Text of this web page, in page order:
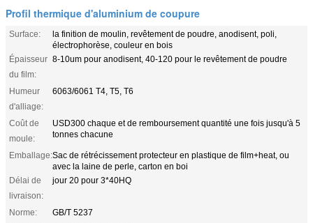
Profil thermique d'aluminium de coupure
Surface:
la finition de moulin, revêtement de poudre, anodisent, poli,
électrophorèse, couleur en bois
Épaisseur
du film:
8-10um pour anodisent, 40-120 pour le revêtement de poudre
Humeur
d'alliage:
6063/6061 T4, T5, T6
Coût de
moule:
USD300 chaque et de remboursement quantité une fois jusqu'à 5
tonnes chacune
Emballage:Sac de rétrécissement protecteur en plastique de film+heat, ou
avec la laine de perle, carton en boi
Délai de
livraison:
jour 20 pour 3*40HQ
Norme:
GB/T 5237